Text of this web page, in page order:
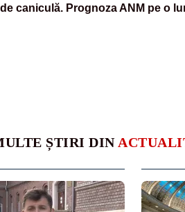
de caniculă. Prognoza ANM pe o
ȘTIRI DIN